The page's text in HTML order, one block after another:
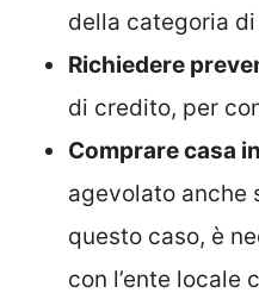
della categoria
Richiedere
di credito, per
Comprare casa
agevolato anche
questo caso, è
con l’ente locale